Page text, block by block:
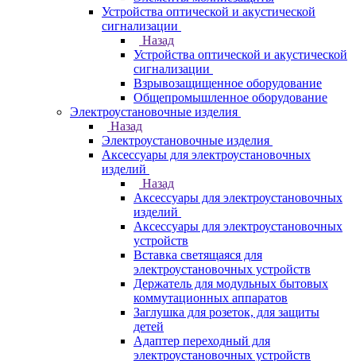
Устройства оптической и акустической
сигнализации
Назад
Устройства оптической и акустической
сигнализации
Взрывозащищенное оборудование
Общепромышленное оборудование
Электроустановочные изделия
Назад
Электроустановочные изделия
Аксессуары для электроустановочных
изделий
Назад
Аксессуары для электроустановочных
изделий
Аксессуары для электроустановочных
устройств
Вставка светящаяся для
электроустановочных устройств
Держатель для модульных бытовых
коммутационных аппаратов
Заглушка для розеток, для защиты
детей
Адаптер переходный для
электроустановочных устройств